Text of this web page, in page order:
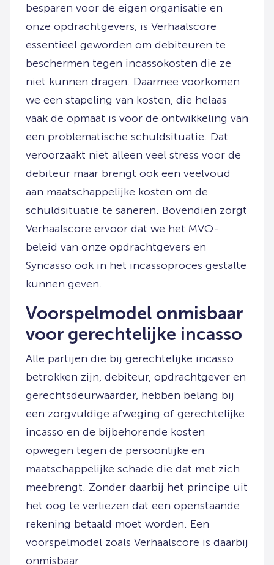
besparen voor de eigen organisatie en
onze opdrachtgevers, is Verhaalscore
essentieel geworden om debiteuren te
beschermen tegen incassokosten die ze
niet kunnen dragen. Daarmee voorkomen
we een stapeling van kosten, die helaas
vaak de opmaat is voor de ontwikkeling van
een problematische schuldsituatie. Dat
veroorzaakt niet alleen veel stress voor de
debiteur maar brengt ook een veelvoud
aan maatschappelijke kosten om de
schuldsituatie te saneren. Bovendien zorgt
Verhaalscore ervoor dat we het MVO-
beleid van onze opdrachtgevers en
Syncasso ook in het incassoproces gestalte
kunnen geven.
Voorspelmodel onmisbaar
voor gerechtelijke incasso
Alle partijen die bij gerechtelijke incasso
betrokken zijn, debiteur, opdrachtgever en
gerechtsdeurwaarder, hebben belang bij
een zorgvuldige afweging of gerechtelijke
incasso en de bijbehorende kosten
opwegen tegen de persoonlijke en
maatschappelijke schade die dat met zich
meebrengt. Zonder daarbij het principe uit
het oog te verliezen dat een openstaande
rekening betaald moet worden. Een
voorspelmodel zoals Verhaalscore is daarbij
onmisbaar.